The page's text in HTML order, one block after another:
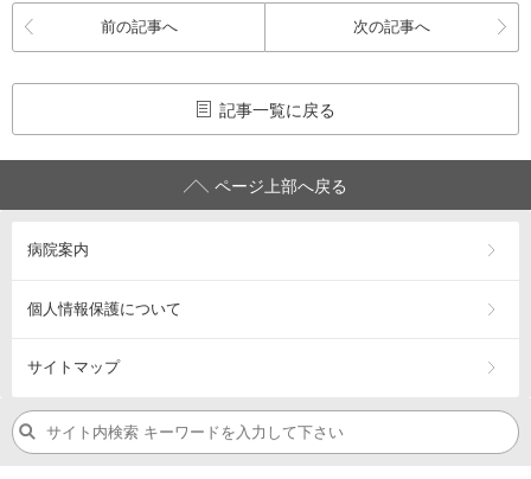
前の記事へ 次の記事へ
記事一覧に戻る
ページ上部へ戻る
病院案内
個人情報保護について
サイトマップ